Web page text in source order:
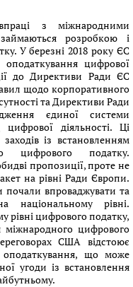
з міжнародними
розробкою і
У березні 2018 року ЄС
цифрової
до Директиви Ради ЄС
щодо корпоративного
та Директиви Ради
єдиної системи
діяльності. Ці
із встановленням
цифрового податку.
пропозиції, проте не
на рівні Ради Європи.
почали впроваджувати та
національному рівні.
рівні цифрового податку,
цифрового
США відстоює
оподаткування, що може
угоди із встановлення